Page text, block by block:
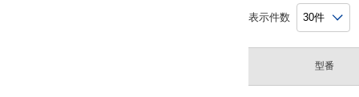
表示件数
型番